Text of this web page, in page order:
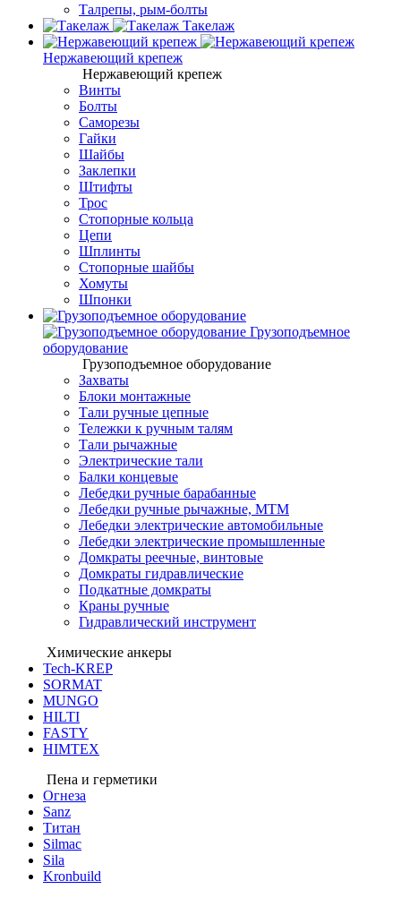
Талрепы, рым-болты
Такелаж
Нержавеющий крепеж
Нержавеющий крепеж
Винты
Болты
Саморезы
Гайки
Шайбы
Заклепки
Штифты
Трос
Стопорные кольца
Цепи
Шплинты
Стопорные шайбы
Хомуты
Шпонки
Грузоподъемное
оборудование
Грузоподъемное оборудование
Захваты
Блоки монтажные
Тали ручные цепные
Тележки к ручным талям
Тали рычажные
Электрические тали
Балки концевые
Лебедки ручные барабанные
Лебедки ручные рычажные, МТМ
Лебедки электрические автомобильные
Лебедки электрические промышленные
Домкраты реечные, винтовые
Домкраты гидравлические
Подкатные домкраты
Краны ручные
Гидравлический инструмент
Химические анкеры
Tech-KREP
SORMAT
MUNGO
HILTI
FASTY
HIMTEX
Пена и герметики
Огнеза
Sanz
Титан
Silmac
Sila
Kronbuild